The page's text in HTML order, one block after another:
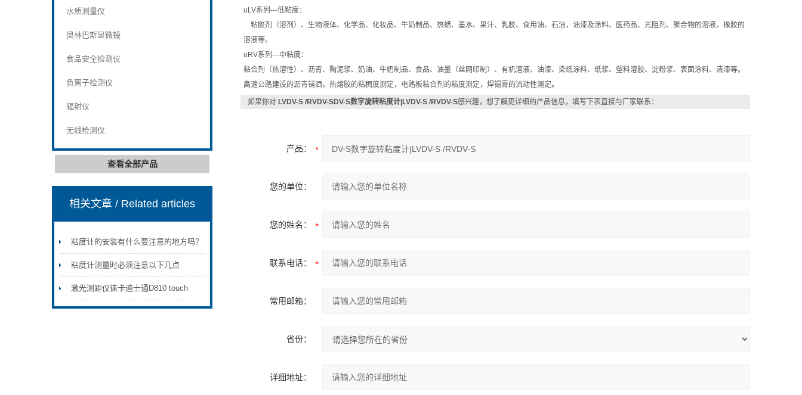
水质测量仪
奥林巴斯显微镜
食品安全检测仪
负离子检测仪
辐射仪
无线检测仪
查看全部产品
相关文章/ Related articles
粘度计的安装有什么要注意的地方吗？
粘度计测量时必须注意以下几点
激光测距仪徕卡迪士通D810 touch
uLV系列---低粘度：
粘胶剂（溶剂）、生物液体、化学品、化妆品、牛奶制品、热蜡、墨水、果汁、乳胶、食用油、石油，油漆及涂料、医药品、光阻剂、聚合物的溶液、橡胶的
溶液等。
uRV系列---中粘度：
粘合剂（热溶性）、沥青、陶泥浆、奶油、牛奶制品、食品、油墨（丝网印制）、有机溶液、油漆、染纸涂料、纸浆、塑料溶胶、淀粉浆、表面涂料、清漆等。
高速公路建设的沥青铺洒，热熔胶的粘稠度测定，电路板粘合剂的粘度测定，焊锡膏的流动性测定。
如果你对 LVDV-S /RVDV-SDV-S数字旋转粘度计|LVDV-S /RVDV-S感兴趣，想了解更详细的产品信息，填写下表直接与厂家联系：
产品：
您的单位：
您的姓名：
联系电话：
常用邮箱：
省份：
详细地址：